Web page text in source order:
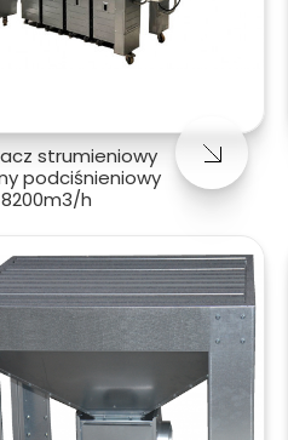
strumieniowy
podciśnieniowy
h